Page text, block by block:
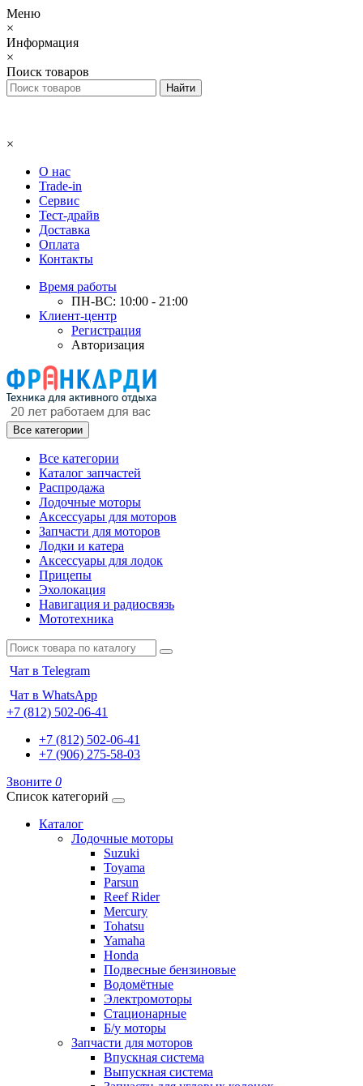
Меню
×
Информация
×
Поиск товаров
×
О нас
Trade-in
Сервис
Тест-драйв
Доставка
Оплата
Контакты
Время работы
ПН-ВС: 10:00 - 21:00
Клиент-центр
Регистрация
Авторизация
Все категории
Все категории
Каталог запчастей
Распродажа
Лодочные моторы
Аксессуары для моторов
Запчасти для моторов
Лодки и катера
Аксессуары для лодок
Прицепы
Эхолокация
Навигация и радиосвязь
Мототехника
Чат в Telegram
Чат в WhatsApp
+7 (812) 502-06-41
+7 (812) 502-06-41
+7 (906) 275-58-03
Звоните 0
Список категорий
Каталог
Лодочные моторы
Suzuki
Toyama
Parsun
Reef Rider
Mercury
Tohatsu
Yamaha
Honda
Подвесные бензиновые
Водомётные
Электромоторы
Стационарные
Б/у моторы
Запчасти для моторов
Впускная система
Выпускная система